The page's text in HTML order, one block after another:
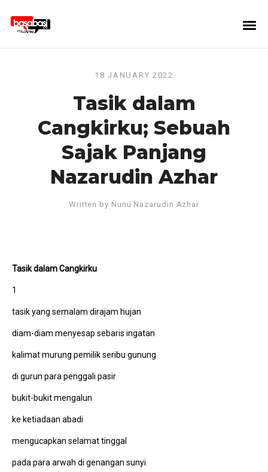
18 JANUARY 2022
Tasik dalam
Cangkirku; Sebuah
Sajak Panjang
Nazarudin Azhar
Written by Nunu Nazarudin Azhar
Tasik dalam Cangkirku
1
tasik yang semalam dirajam hujan
diam-diam menyesap sebaris ingatan
kalimat murung pemilik seribu gunung
di gurun para penggali pasir
bukit-bukit mengalun
ke ketiadaan abadi
mengucapkan selamat tinggal
pada para arwah di genangan sunyi